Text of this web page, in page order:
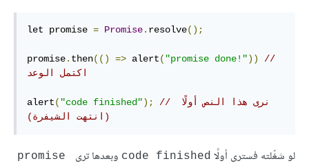
let promise = Promise. resolve();
promise. then(() => alert( "promise done!"))
//
اكتمل الوعد
alert( "code finished");
// ‫نرى هذا النص أولًا
(انتهت الشيفرة)
لو شغّلته فسترى أولًا code finished وبعدها ترى
promise